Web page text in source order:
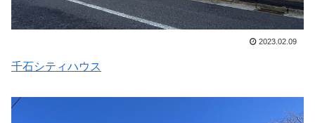
2023.02.09
千石シティハウス